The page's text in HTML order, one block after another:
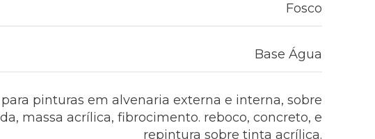
Fosco
Base Água
pinturas em alvenaria externa e interna, sobre
massa acrílica, fibrocimento. reboco, concreto, e
repintura sobre tinta acrílica.